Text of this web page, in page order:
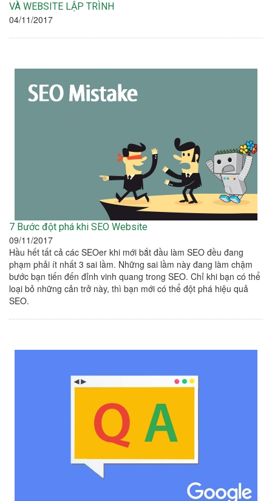
VÀ WEBSITE LẬP TRÌNH
04/11/2017
7 Bước đột phá khi SEO Website
09/11/2017
Hầu hết tất cả các SEOer khi mới bắt đầu làm SEO đều đang
phạm phải ít nhất 3 sai lầm. Những sai lầm này đang làm chậm
bước bạn tiến đến đỉnh vinh quang trong SEO. Chỉ khi bạn có thể
loại bỏ những cản trở này, thì bạn mới có thể đột phá hiệu quả
SEO.